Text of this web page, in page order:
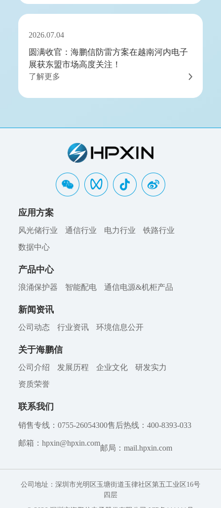
2026.07.04
圆满收官：海鹏信防雷方案在越南河内电子
展获东盟市场高度关注！
了解更多
应用方案
风光储行业 通信行业 电力行业
铁路行业
数据中心
产品中心
浪涌保护器 智能配电 通信电源&机柜产品
新闻资讯
公司动态 行业资讯 环境信息公开
关于海鹏信
公司介绍 发展历程 企业文化
研发实力
资质荣誉
联系我们
销售专线：0755-26054300售后热线：400-8393-033
邮箱：hpxin@hpxin.com
邮局：mail.hpxin.com
公司地址：深圳市光明区玉塘街道玉律社区第五工业区16号
四层